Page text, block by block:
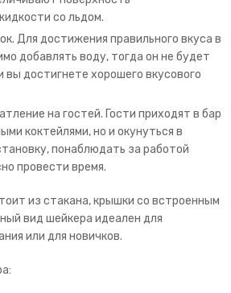
со льдом.
Для достижения правильного вкуса в
добавлять воду, тогда он не будет
вы достигнете хорошего вкусового
на гостей. Гости приходят в бар
коктейлями, но и окунуться в
понаблюдать за работой
провести время.
из стакана, крышки со встроенным
вид шейкера идеален для
или для новичков.